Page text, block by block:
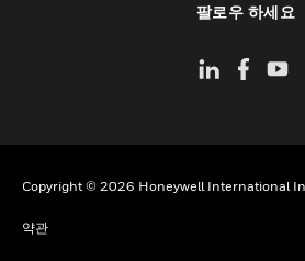
팔로우 하세요
Copyright © 2026 Honeywell International
약관